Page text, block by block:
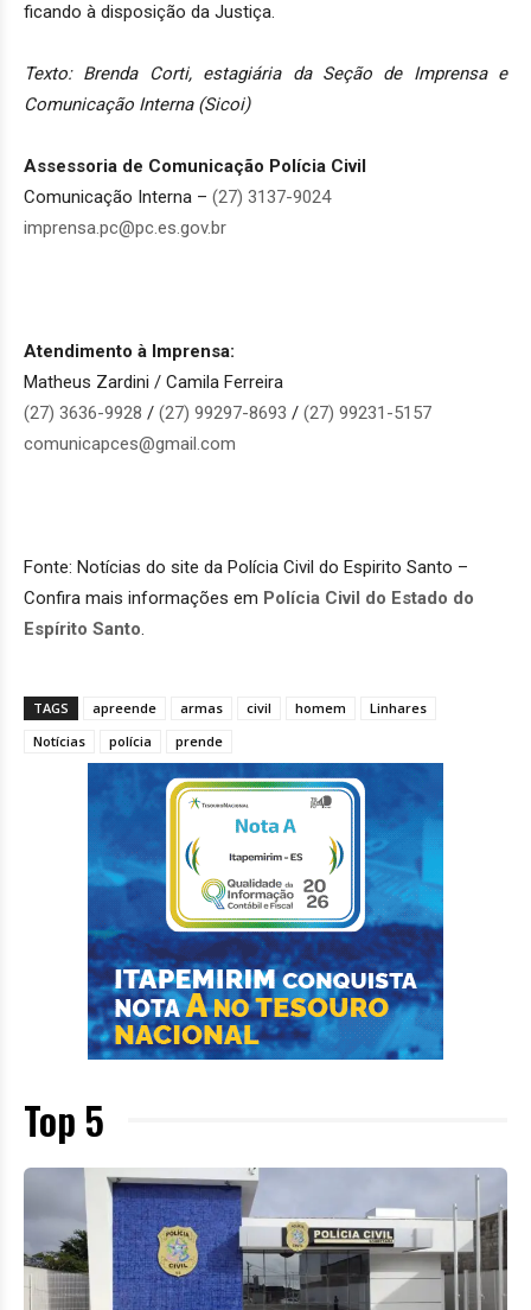
ficando à disposição da Justiça.
Texto: Brenda Corti, estagiária da Seção de Imprensa e
Comunicação Interna (Sicoi)
Assessoria de Comunicação Polícia Civil
Comunicação Interna – (27) 3137-9024
imprensa.pc@pc.es.gov.br
Atendimento à Imprensa:
Matheus Zardini / Camila Ferreira
(27) 3636-9928 / (27) 99297-8693 / (27) 99231-5157
comunicapces@gmail.com
Fonte: Notícias do site da Polícia Civil do Espirito Santo –
Confira mais informações em Polícia Civil do Estado do
Espírito Santo.
TAGS apreende armas civil homem
Linhares
Notícias
polícia prende
Top 5